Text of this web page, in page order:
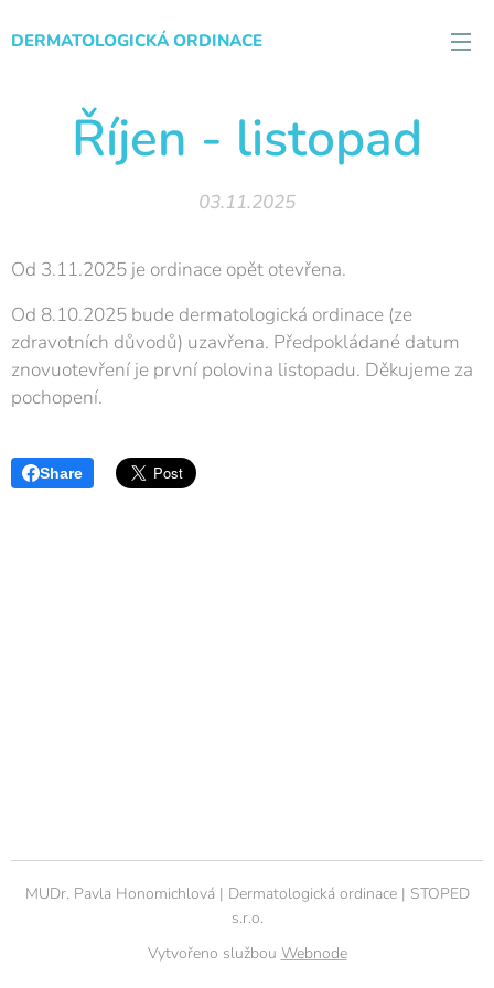
DERMATOLOGICKÁ ORDINACE
Říjen - listopad
03.11.2025
Od 3.11.2025 je ordinace opět otevřena.
Od 8.10.2025 bude dermatologická ordinace (ze
zdravotních důvodů) uzavřena. Předpokládané datum
znovuotevření je první polovina listopadu. Děkujeme za
pochopení.
Share
MUDr. Pavla Honomichlová | Dermatologická ordinace | STOPED
s.r.o.
Vytvořeno službou Webnode